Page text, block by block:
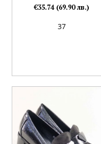
37
€35.74 (69.90 лв.)